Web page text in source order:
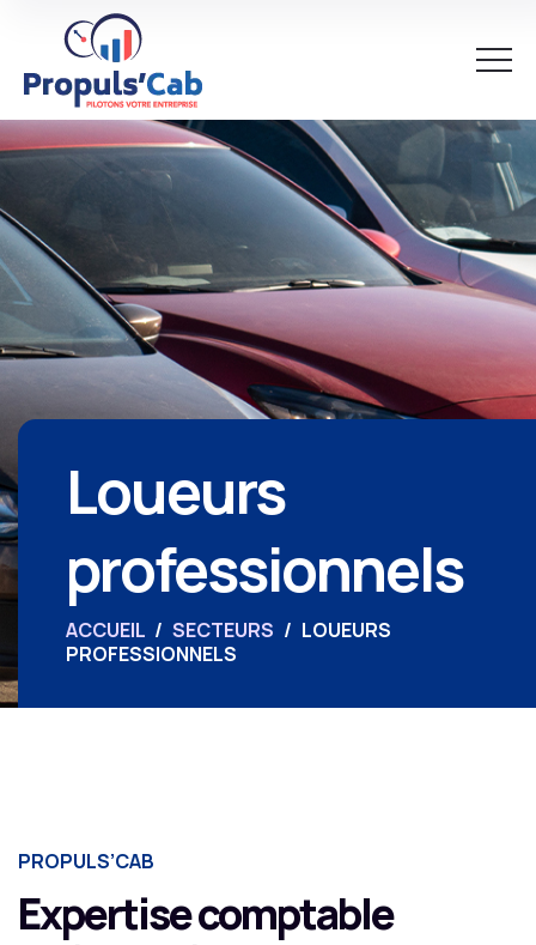
Loueurs
professionnels
ACCUEIL / SECTEURS / LOUEURS
PROFESSIONNELS
PROPULS’CAB
Expertise comptable